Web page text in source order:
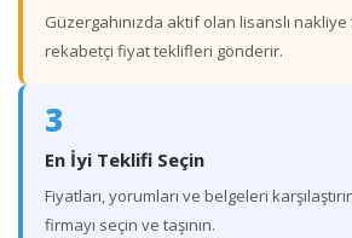
Güzergahınızda aktif olan lisanslı
rekabetçi fiyat teklifleri gönderir.
3
En İyi Teklifi Seçin
Fiyatları, yorumları ve belgeleri
firmayı seçin ve taşının.